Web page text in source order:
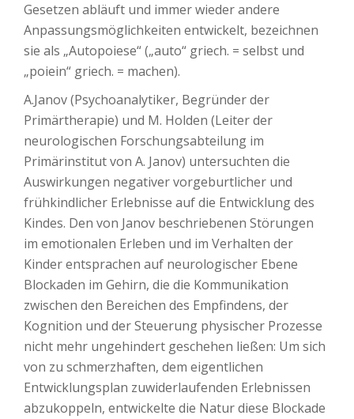
Gesetzen abläuft und immer wieder andere
Anpassungsmöglichkeiten entwickelt, bezeichnen
sie als „Autopoiese“ („auto“ griech. = selbst und
„poiein“ griech. = machen).
A.Janov (Psychoanalytiker, Begründer der
Primärtherapie) und M. Holden (Leiter der
neurologischen Forschungsabteilung im
Primärinstitut von A. Janov) untersuchten die
Auswirkungen negativer vorgeburtlicher und
frühkindlicher Erlebnisse auf die Entwicklung des
Kindes. Den von Janov beschriebenen Störungen
im emotionalen Erleben und im Verhalten der
Kinder entsprachen auf neurologischer Ebene
Blockaden im Gehirn, die die Kommunikation
zwischen den Bereichen des Empfindens, der
Kognition und der Steuerung physischer Prozesse
nicht mehr ungehindert geschehen ließen: Um sich
von zu schmerzhaften, dem eigentlichen
Entwicklungsplan zuwiderlaufenden Erlebnissen
abzukoppeln, entwickelte die Natur diese Blockade